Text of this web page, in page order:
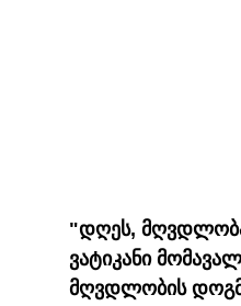
"დღეს, მღვდლობა
ვატიკანი
მღვდლობის